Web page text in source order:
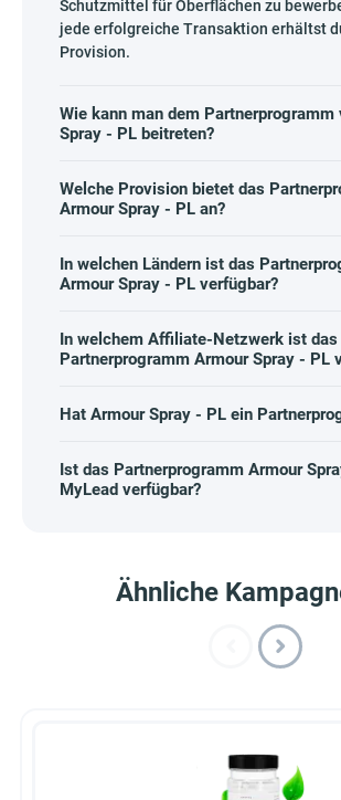
Schutzmittel für Oberflächen zu
jede erfolgreiche Transaktion erhältst
Provision.
Wie kann man dem Partnerprogramm
Spray - PL beitreten?
Welche Provision bietet das
Armour Spray - PL an?
In welchen Ländern ist das
Armour Spray - PL verfügbar?
In welchem Affiliate-Netzwerk ist das
Partnerprogramm Armour Spray - PL
Hat Armour Spray - PL ein
Ist das Partnerprogramm Armour
MyLead verfügbar?
Ähnliche